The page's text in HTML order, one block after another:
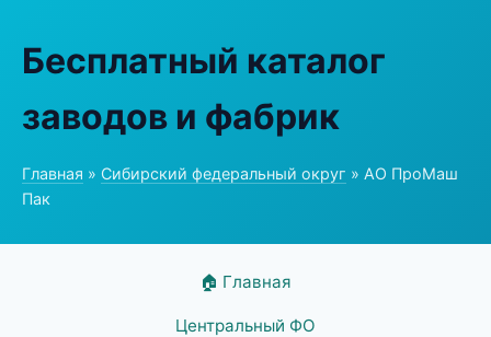
Бесплатный каталог
заводов и фабрик
Главная » Сибирский федеральный округ » АО ПроМаш
Пак
🏠 Главная
Центральный ФО